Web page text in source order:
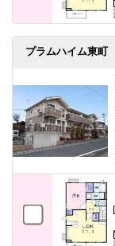
プラムハイム東町